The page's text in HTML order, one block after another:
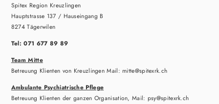
Spitex Region Kreuzlingen
Hauptstrasse 137 / Hauseingang B
8274 Tägerwilen
Tel: 071 677 89 89
Team Mitte
Betreuung Klienten von Kreuzlingen Mail: mitte@spitexrk.ch
Ambulante Psychiatrische Pflege
Betreuung Klienten der ganzen Organisation, Mail: psy@spitexrk.ch